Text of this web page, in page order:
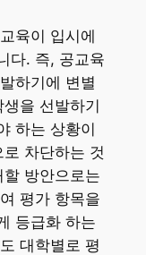
육이 입시에
다. 즉, 공교육
하기에 변별
을 선발하기
하는 상황이
차단하는 것
방안으로는
평가 항목을
등급화 하는
대학별로 평